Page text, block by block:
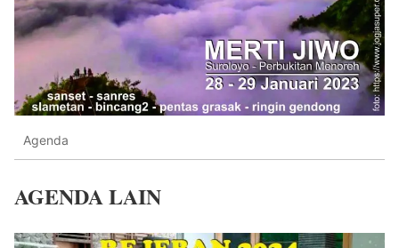
Agenda
AGENDA LAIN